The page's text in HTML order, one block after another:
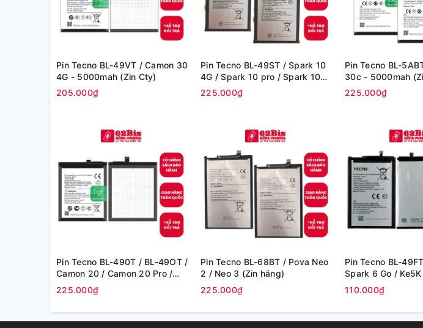
Pin Tecno BL-49VT / Camon 30
4G - 5000mah (Zin Cty)
205.000₫
Pin Tecno BL-49ST / Spark 10
4G / Spark 10 pro / Spark 10
NFC / Spark 10c / Spark 20 pro
/ Spark 20C - 5000mAh (Zin
225.000₫
Pin Tecno BL-
30c - 5000mah
225.000₫
Pin Tecno BL-490T / BL-49OT /
Camon 20 / Camon 20 Pro /
Spark 20 Pro (Zin Cty)
225.000₫
Pin Tecno BL-68BT / Pova Neo
2 / Neo 3 (Zin hãng)
225.000₫
Pin Tecno BL-
Spark 6 Go / Ke5K
5lite ( Zin)
110.000₫